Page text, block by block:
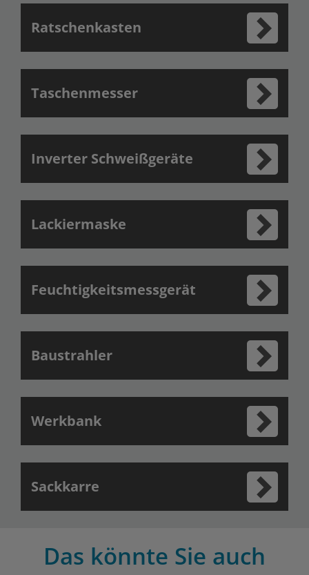
Ratschenkasten
Taschenmesser
Inverter Schweißgeräte
Lackiermaske
Feuchtigkeitsmessgerät
Baustrahler
Werkbank
Sackkarre
Das könnte Sie auch